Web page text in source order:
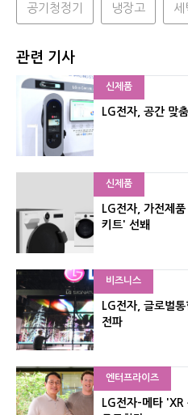
공기청정기 냉장고 세
관련 기사
신제품
LG전자, 공간 맞
신제품
LG전자, 가전제
키트' 선봬
비즈니스
LG전자, 글로벌
전파
엔터프라이즈
LG전자-메타